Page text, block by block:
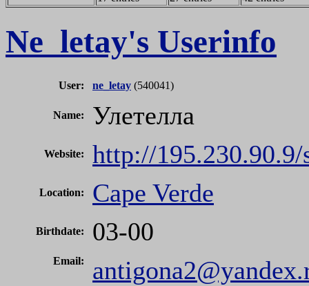
Ne_letay's Userinfo
User: ne_letay (540041)
Name: Улетелла
Website: http://
Location: Cape Verde
Birthdate: 03-00
Email: